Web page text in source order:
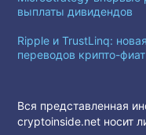
выплаты дивидендов
Ripple и TrustLinq:
переводов крипто-фиат
Вся представленная
cryptoinside.net носит